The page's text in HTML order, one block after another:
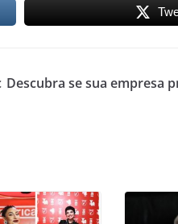
Descubra se sua empresa